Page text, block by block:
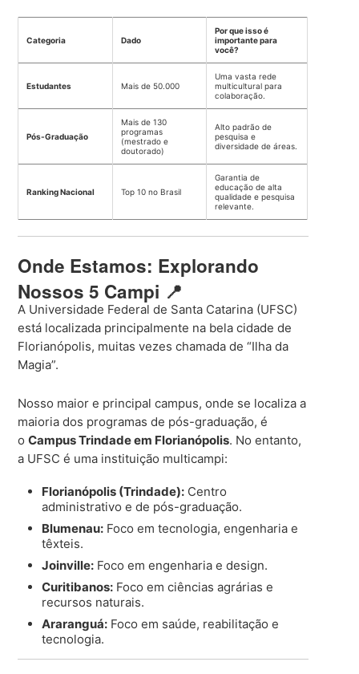
Categoria Dado
Por que isso é
importante para
você?
Estudantes Mais de 50.000
Uma vasta rede
multicultural para
colaboração.
Pós-Graduação
Mais de 130
programas
(mestrado e
doutorado)
Alto padrão de
pesquisa e
diversidade de áreas.
Ranking Nacional Top 10 no Brasil
Garantia de
educação de alta
qualidade e pesquisa
relevante.
Onde Estamos: Explorando
Nossos 5 Campi 📍
A Universidade Federal de Santa Catarina (UFSC)
está localizada principalmente na bela cidade de
Florianópolis, muitas vezes chamada de “Ilha da
Magia”.
Nosso maior e principal campus, onde se localiza a
maioria dos programas de pós-graduação, é
oCampus Trindade em Florianópolis. No entanto,
a UFSC é uma instituição multicampi:
Florianópolis (Trindade): Centro
administrativo e de pós-graduação.
Blumenau: Foco em tecnologia, engenharia e
têxteis.
Joinville: Foco em engenharia e design.
Curitibanos: Foco em ciências agrárias e
recursos naturais.
Araranguá: Foco em saúde, reabilitação e
tecnologia.